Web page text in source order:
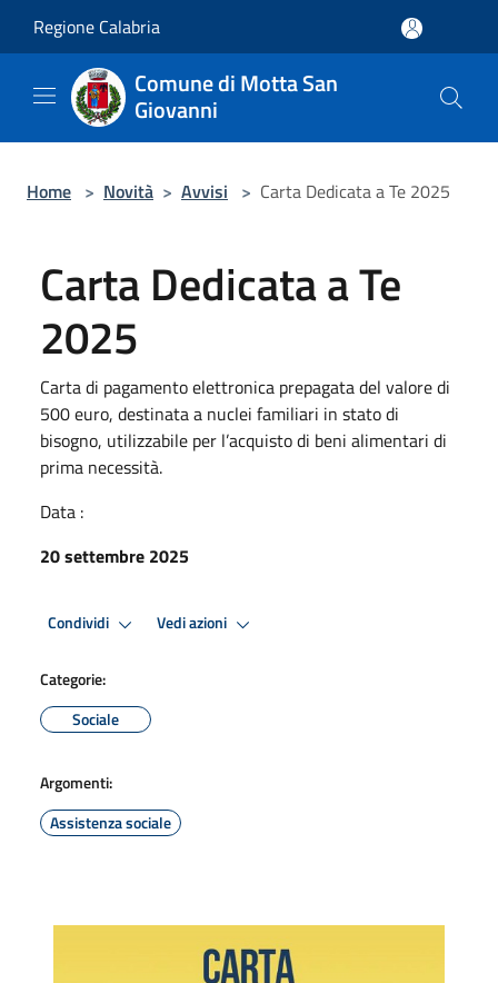
Regione Calabria
Comune di Motta San
Giovanni
Home > Novità > Avvisi > Carta Dedicata a Te 2025
Carta Dedicata a Te
2025
Carta di pagamento elettronica prepagata del valore di
500 euro, destinata a nuclei familiari in stato di
bisogno, utilizzabile per l’acquisto di beni alimentari di
prima necessità.
Data :
20 settembre 2025
Condividi Vedi azioni
Categorie:
Sociale
Argomenti:
Assistenza sociale